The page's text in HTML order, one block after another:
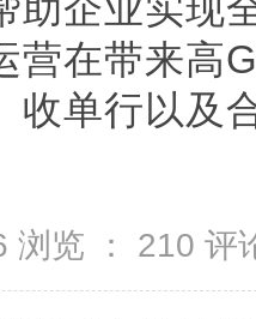
助企业实现
营在带来高
收单行以及
览 ： 210 评